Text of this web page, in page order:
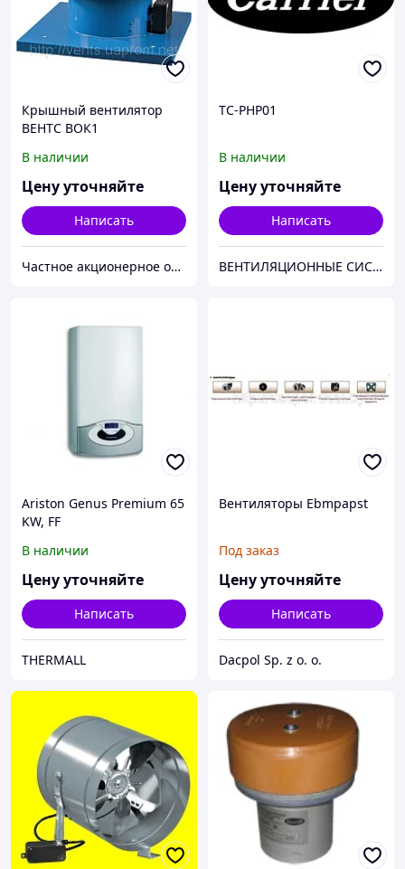
Крышный вентилятор
ВЕНТС ВОК1
В наличии
Цену уточняйте
Написать
Частное акционерное общество «Вентиляционные системы». Торговая марка ВЕНТС.
TC-PHP01
В наличии
Цену уточняйте
Написать
ВЕНТИЛЯЦИОННЫЕ СИСТЕМЫ. СИСТЕМЫ КОНДИЦИОНИРОВАНИЯ. КЛИМАТИЧЕСКАЯ ТЕХНИКА.
Ariston Genus Premium 65
KW, FF
В наличии
Цену уточняйте
Написать
THERMALL
Вентиляторы Ebmpapst
Под заказ
Цену уточняйте
Написать
Dacpol Sp. z o. o.